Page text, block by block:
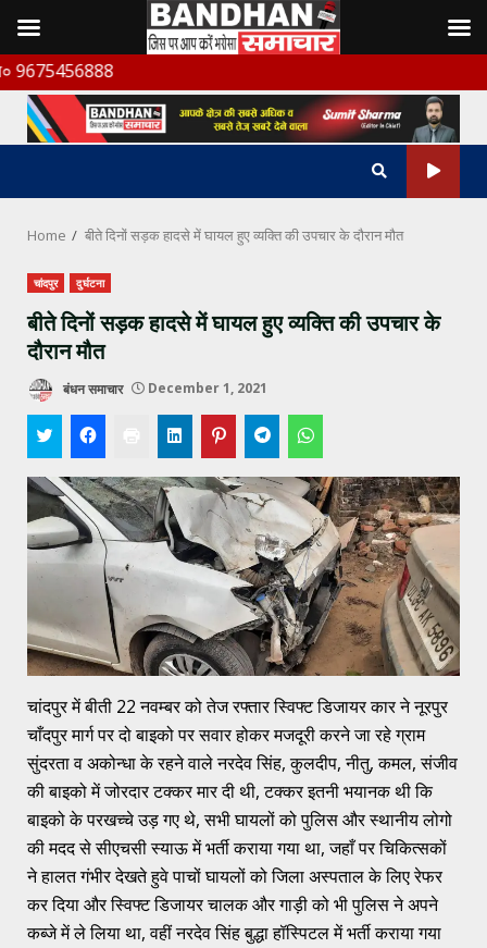
Skip
to
content
Home बीते दिनों सड़क हादसे में घायल हुए व्यक्ति की उपचार के दौरान मौत
चांदपुर दुर्घटना
बीते दिनों सड़क हादसे में घायल हुए व्यक्ति की उपचार के
दौरान मौत
बंधन समाचार December 1, 2021
चांदपुर में बीती 22 नवम्बर को तेज रफ्तार स्विफ्ट डिजायर कार ने नूरपुर
चाँदपुर मार्ग पर दो बाइको पर सवार होकर मजदूरी करने जा रहे ग्राम
सुंदरता व अकोन्धा के रहने वाले नरदेव सिंह, कुलदीप, नीतु, कमल, संजीव
की बाइको में जोरदार टक्कर मार दी थी, टक्कर इतनी भयानक थी कि
बाइको के परखच्चे उड़ गए थे, सभी घायलों को पुलिस और स्थानीय लोगो
की मदद से सीएचसी स्याऊ में भर्ती कराया गया था, जहाँ पर चिकित्सकों
ने हालत गंभीर देखते हुवे पाचों घायलों को जिला अस्पताल के लिए रेफर
कर दिया और स्विफ्ट डिजायर चालक और गाड़ी को भी पुलिस ने अपने
कब्जे में ले लिया था, वहीं नरदेव सिंह बुद्धा हॉस्पिटल में भर्ती कराया गया